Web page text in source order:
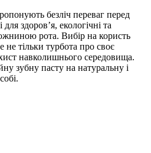
безліч переваг перед
здоров’я, екологічні та
рота. Вибір на користь
не тільки турбота про своє
навколишнього середовища.
зубну пасту на натуральну і